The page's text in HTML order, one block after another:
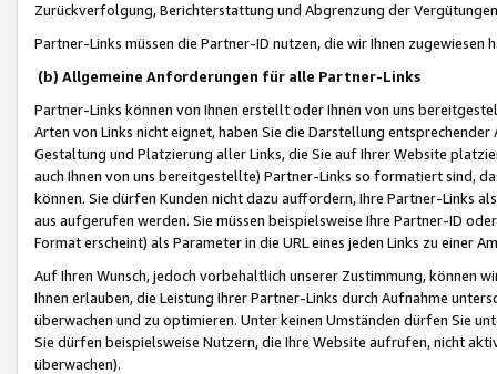
Zurückverfolgung, Berichterstattung und Abgrenzung der
Partner-Links müssen die Partner-ID nutzen, die wir Ihnen zugewiesen
(b) Allgemeine Anforderungen für alle Partner-Links
Partner-Links können von Ihnen erstellt oder Ihnen von uns
Arten von Links nicht eignet, haben Sie die Darstellung
Gestaltung und Platzierung aller Links, die Sie auf Ihrer Website
auch Ihnen von uns bereitgestellte) Partner-Links so formatiert sind,
können. Sie dürfen Kunden nicht dazu auffordern, Ihre Partner-Links
aus aufgerufen werden. Sie müssen beispielsweise Ihre Partner-ID
Format erscheint) als Parameter in die URL eines jeden Links zu einer
Auf Ihren Wunsch, jedoch vorbehaltlich unserer Zustimmung, können
Ihnen erlauben, die Leistung Ihrer Partner-Links durch Aufnahme
überwachen und zu optimieren. Unter keinen Umständen dürfen Sie
Sie dürfen beispielsweise Nutzern, die Ihre Website aufrufen, nicht
überwachen).